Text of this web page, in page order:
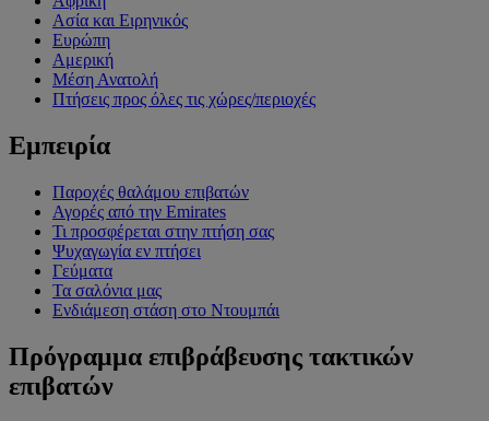
Ασία και Ειρηνικός
Ευρώπη
Αμερική
Μέση Ανατολή
Πτήσεις προς όλες τις χώρες/περιοχές
Εμπειρία
Παροχές θαλάμου επιβατών
Αγορές από την Emirates
Τι προσφέρεται στην πτήση σας
Ψυχαγωγία εν πτήσει
Γεύματα
Τα σαλόνια μας
Ενδιάμεση στάση στο Ντουμπάι
Πρόγραμμα επιβράβευσης τακτικών
επιβατών